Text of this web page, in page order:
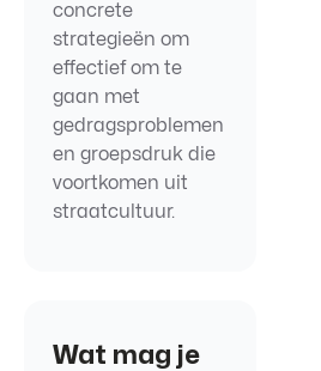
concrete
strategieën om
effectief om te
gaan met
gedragsproblemen
en groepsdruk die
voortkomen uit
straatcultuur.
Wat mag je